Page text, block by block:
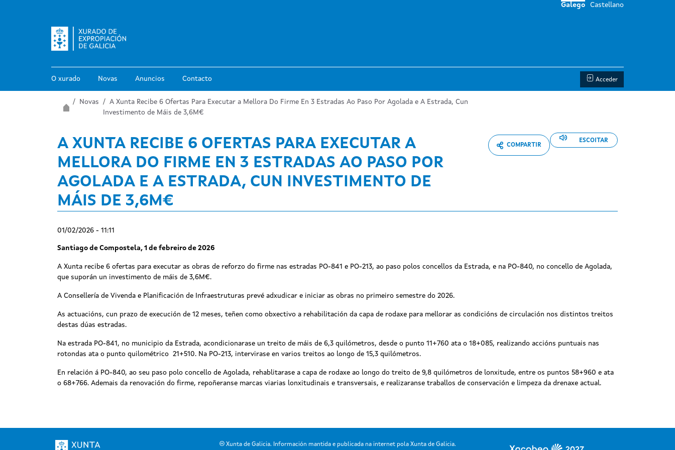
Galego Castellano
O xurado Novas Anuncios Contacto Acceder
Miga de pan
Inicio Novas
A Xunta Recibe 6 Ofertas Para Executar a Mellora Do Firme En 3 Estradas Ao Paso Por Agolada e A Estrada, Cun
Investimento de Máis de 3,6M€
A XUNTA RECIBE 6 OFERTAS PARA EXECUTAR A
MELLORA DO FIRME EN 3 ESTRADAS AO PASO POR
AGOLADA E A ESTRADA, CUN INVESTIMENTO DE
MÁIS DE 3,6M€
COMPARTIR
ESCOITAR
01/02/2026 - 11:11
Santiago de Compostela, 1 de febreiro de 2026
A Xunta recibe 6 ofertas para executar as obras de reforzo do firme nas estradas PO-841 e PO-213, ao paso polos concellos da Estrada, e na PO-840, no concello de Agolada,
que suporán un investimento de máis de 3,6M€.
A Consellería de Vivenda e Planificación de Infraestruturas prevé adxudicar e iniciar as obras no primeiro semestre do 2026.
As actuacións, cun prazo de execución de 12 meses, teñen como obxectivo a rehabilitación da capa de rodaxe para mellorar as condicións de circulación nos distintos treitos
destas dúas estradas.
Na estrada PO-841, no municipio da Estrada, acondicionarase un treito de máis de 6,3 quilómetros, desde o punto 11+760 ata o 18+085, realizando accións puntuais nas
rotondas ata o punto quilométrico 21+510. Na PO-213, intervirase en varios treitos ao longo de 15,3 quilómetros.
En relación á PO-840, ao seu paso polo concello de Agolada, rehablitarase a capa de rodaxe ao longo do treito de 9,8 quilómetros de lonxitude, entre os puntos 58+960 e ata
o 68+766. Ademais da renovación do firme, repoñeranse marcas viarias lonxitudinais e transversais, e realizaranse traballos de conservación e limpeza da drenaxe actual.
Xunta de Galicia. Información mantida e publicada na internet pola Xunta de Galicia.